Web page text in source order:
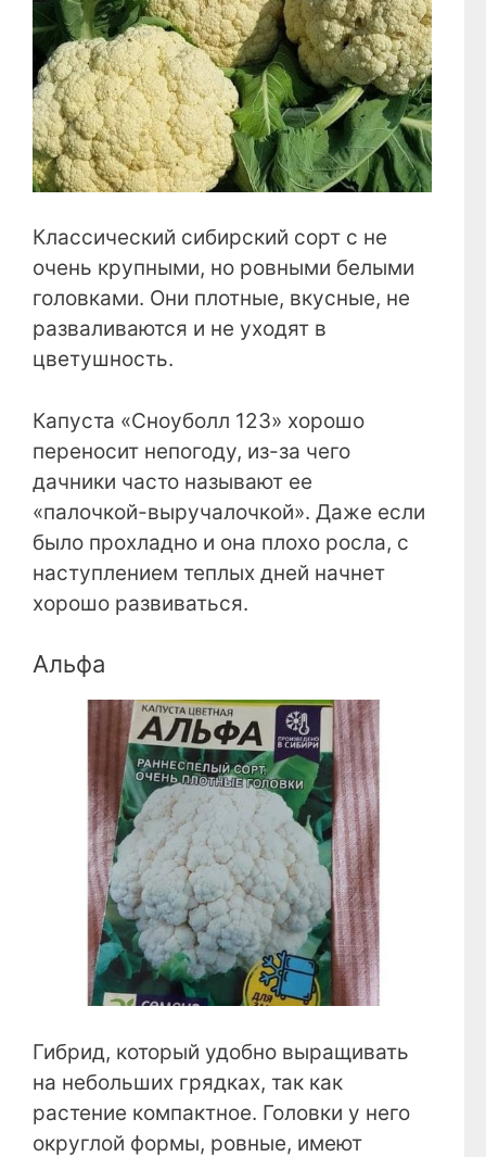
Классический сибирский сорт с не
очень крупными, но ровными белыми
головками. Они плотные, вкусные, не
разваливаются и не уходят в
цветушность.
Капуста «Сноуболл 123» хорошо
переносит непогоду, из-за чего
дачники часто называют ее
«палочкой-выручалочкой». Даже если
было прохладно и она плохо росла, с
наступлением теплых дней начнет
хорошо развиваться.
Альфа
Гибрид, который удобно выращивать
на небольших грядках, так как
растение компактное. Головки у него
округлой формы, ровные, имеют